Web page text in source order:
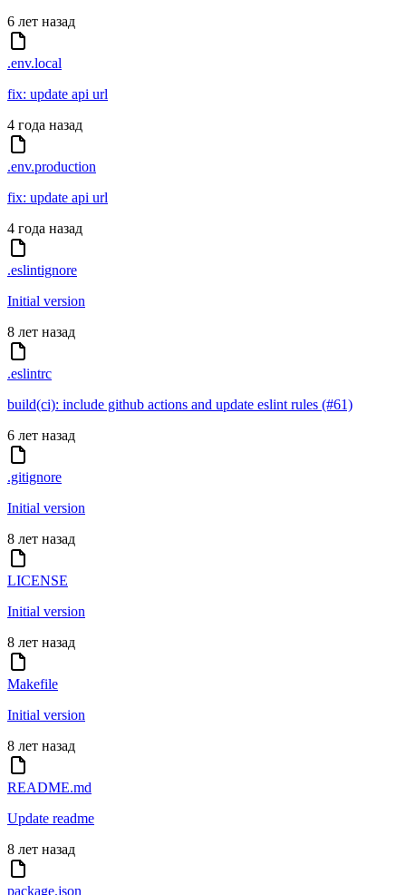
6 лет назад
.env.local
fix: update api url
4 года назад
.env.production
fix: update api url
4 года назад
.eslintignore
Initial version
8 лет назад
.eslintrc
build(ci): include github actions and update eslint rules (#61)
6 лет назад
.gitignore
Initial version
8 лет назад
LICENSE
Initial version
8 лет назад
Makefile
Initial version
8 лет назад
README.md
Update readme
8 лет назад
package.json